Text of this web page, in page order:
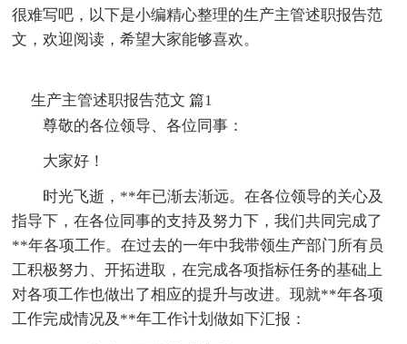
很难写吧，以下是小编精心整理的生产主管述职报告范
文，欢迎阅读，希望大家能够喜欢。
生产主管述职报告范文 篇1
尊敬的各位领导、各位同事：
大家好！
时光飞逝，**年已渐去渐远。在各位领导的关心及
指导下，在各位同事的支持及努力下，我们共同完成了
**年各项工作。在过去的一年中我带领生产部门所有员
工积极努力、开拓进取，在完成各项指标任务的基础上
对各项工作也做出了相应的提升与改进。现就**年各项
工作完成情况及**年工作计划做如下汇报：